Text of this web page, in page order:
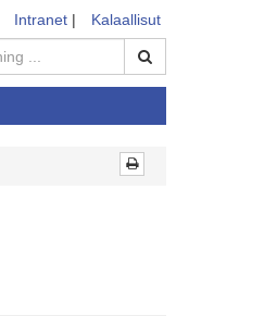
Intranet | Kalaallisut